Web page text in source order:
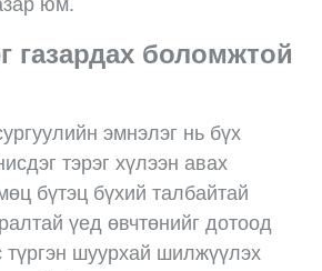
юм.
газардах боломжтой
эмнэлэг нь бүх
тэрэг хүлээн авах
бүтэц бүхий талбайтай
үед өвчтөнийг дотоод
түргэн шуурхай шилжүүлэх